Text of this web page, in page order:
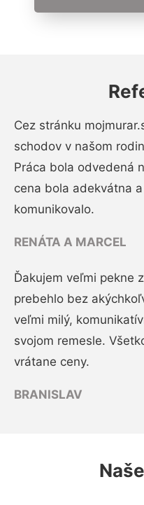
Cez stránku
schodov v našom
Práca bola odvedená
cena bola adekvátna
komunikovalo.
RENÁTA A MARCEL
Ďakujem veľmi pekne
prebehlo bez
veľmi milý,
svojom remesle.
vrátane ceny.
BRANISLAV